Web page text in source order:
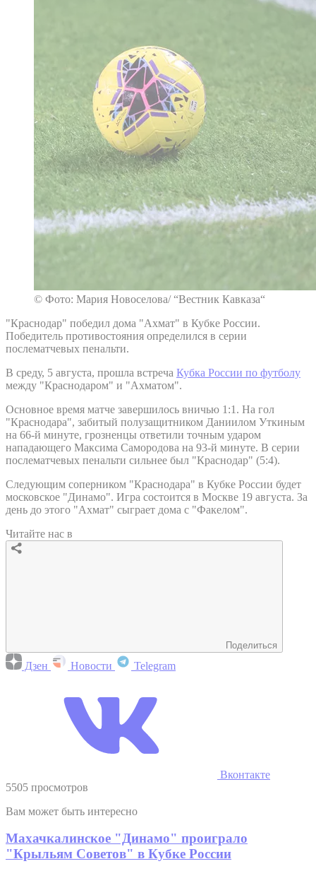
© Фото: Мария Новоселова/ “Вестник Кавказа“
"Краснодар" победил дома "Ахмат" в Кубке России.
Победитель противостояния определился в серии
послематчевых пенальти.
В среду, 5 августа, прошла встреча Кубка России по футболу
между "Краснодаром" и "Ахматом".
Основное время матче завершилось вничью 1:1. На гол
"Краснодара", забитый полузащитником Даниилом Уткиным
на 66-й минуте, грозненцы ответили точным ударом
нападающего Максима Самородова на 93-й минуте. В серии
послематчевых пенальти сильнее был "Краснодар" (5:4).
Следующим соперником "Краснодара" в Кубке России будет
московское "Динамо". Игра состоится в Москве 19 августа. За
день до этого "Ахмат" сыграет дома с "Факелом".
Читайте нас в
Поделиться
Дзен Новости Telegram
Вконтакте
5505 просмотров
Вам может быть интересно
Махачкалинское "Динамо" проиграло
"Крыльям Советов" в Кубке России